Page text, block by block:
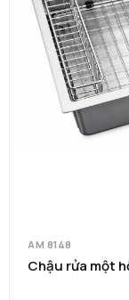
AM 8148
Chậu rửa một